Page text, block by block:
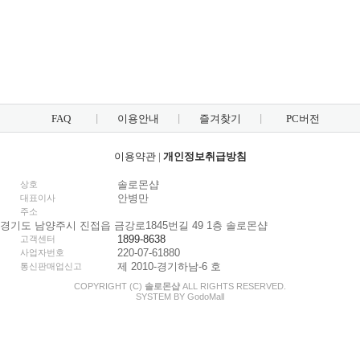
FAQ 이용안내 즐겨찾기 PC버전
이용약관| 개인정보취급방침
상호 솔로몬샵
대표이사 안병만
주소
경기도 남양주시 진접읍 금강로1845번길 49 1층 솔로몬샵
고객센터 1899-8638
사업자번호 220-07-61880
통신판매업신고 제 2010-경기하남-6 호
COPYRIGHT (C) 솔로몬샵 ALL RIGHTS RESERVED.
SYSTEM BY GodoMall